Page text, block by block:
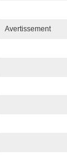
Avertissement